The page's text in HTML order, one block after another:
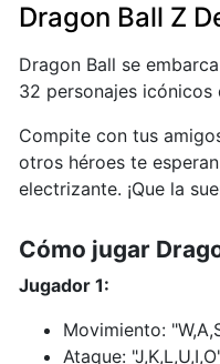
Dragon Ball Z
Dragon Ball se
32 personajes icónicos
Compite con tus
otros héroes te
electrizante. ¡Que la
Cómo jugar
Jugador 1:
Movimiento:
Ataque: